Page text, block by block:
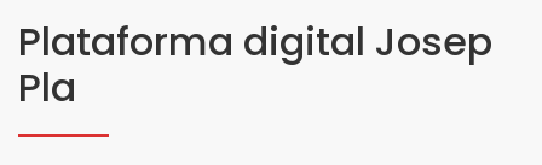
Plataforma digital Josep
Pla